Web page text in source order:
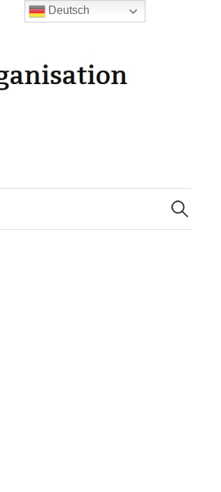
Suchen
nach:
Deutsch